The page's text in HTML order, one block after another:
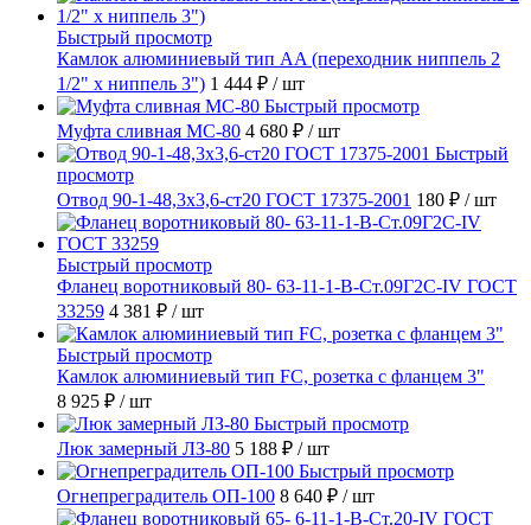
Быстрый просмотр
Камлок алюминиевый тип AA (переходник ниппель 2
1/2" х ниппель 3") 1 444 ₽ / шт
Быстрый просмотр
Муфта сливная МС-80 4 680 ₽ / шт
Быстрый
просмотр
Отвод 90-1-48,3х3,6-ст20 ГОСТ 17375-2001 180 ₽ / шт
Быстрый просмотр
Фланец воротниковый 80- 63-11-1-B-Ст.09Г2С-IV ГОСТ
33259 4 381 ₽ / шт
Быстрый просмотр
Камлок алюминиевый тип FC, розетка с фланцем 3"
8 925 ₽ / шт
Быстрый просмотр
Люк замерный ЛЗ-80 5 188 ₽ / шт
Быстрый просмотр
Огнепреградитель ОП-100 8 640 ₽ / шт